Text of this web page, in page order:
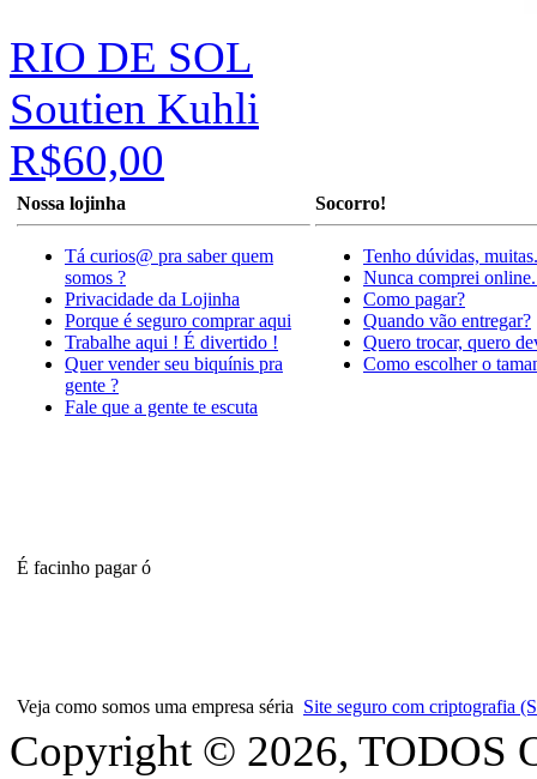
RIO DE SOL
Soutien Kuhli
R$60,00
Nossa lojinha
Tá curios@ pra saber quem
somos ?
Privacidade da Lojinha
Porque é seguro comprar aqui
Trabalhe aqui ! É divertido !
Quer vender seu biquínis pra
gente ?
Fale que a gente te escuta
Socorro!
Tenho dúvidas, muitas.
Nunca comprei online.
Como pagar?
Quando vão entregar?
Quero trocar, quero
Como escolher o
É facinho pagar ó
Veja como somos uma empresa séria Site seguro com criptografia
Copyright © 2026, TODOS